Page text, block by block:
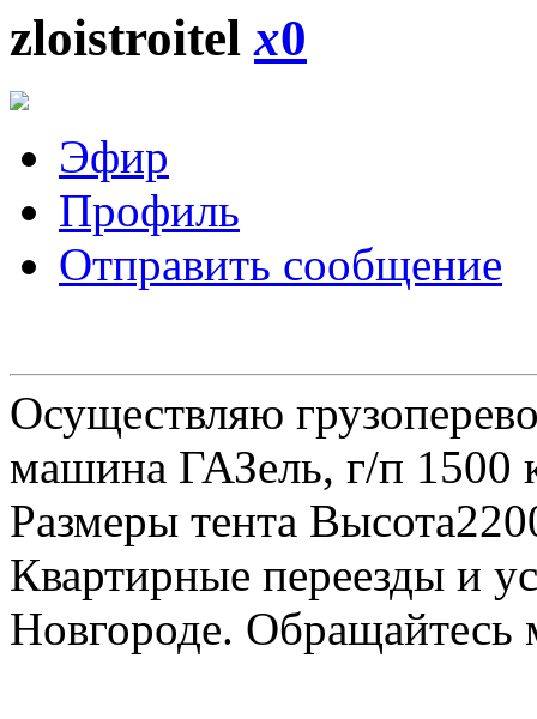
zloistroitelx0
Эфир
Профиль
Отправить сообщение
Осуществляю
машина ГАЗель, г/п 1500
Размеры тента
Квартирные переезды и
Новгороде.